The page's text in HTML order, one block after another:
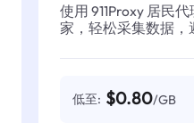
使用 911Proxy 居民
家，轻松采集数据，
低至: $0.80/GB